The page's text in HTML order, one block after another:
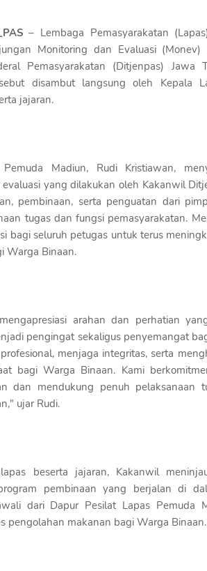
– Lembaga Pemasyarakatan
Monitoring dan Evaluasi
Pemasyarakatan (Ditjenpas) Jawa
disambut langsung oleh Kepala
jajaran.
Madiun, Rudi Kristiawan,
yang dilakukan oleh Kakanwil
pembinaan, serta penguatan dari
tugas dan fungsi pemasyarakatan.
bagi seluruh petugas untuk terus
Warga Binaan.
arahan dan perhatian
pengingat sekaligus penyemangat
menjaga integritas, serta
bagi Warga Binaan. Kami
dan mendukung penuh pelaksanaan
ujar Rudi.
beserta jajaran, Kakanwil
pembinaan yang berjalan di
dari Dapur Pesilat Lapas Pemuda
pengolahan makanan bagi Warga Binaan.